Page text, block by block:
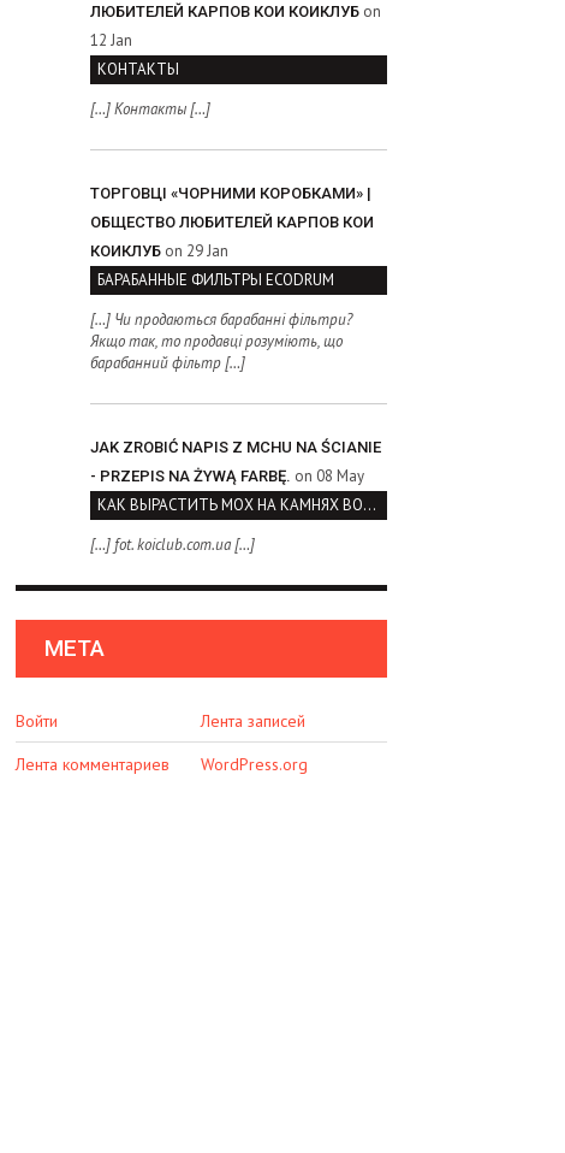
ЛЮБИТЕЛЕЙ КАРПОВ КОИ КОИКЛУБ on
12 Jan
КОНТАКТЫ
[…] Контакты […]
ТОРГОВЦІ «ЧОРНИМИ КОРОБКАМИ» |
ОБЩЕСТВО ЛЮБИТЕЛЕЙ КАРПОВ КОИ
КОИКЛУБ on 29 Jan
БАРАБАННЫЕ ФИЛЬТРЫ ECODRUM
[…] Чи продаються барабанні фільтри?
Якщо так, то продавці розуміють, що
барабанний фільтр […]
JAK ZROBIĆ NAPIS Z MCHU NA ŚCIANIE
- PRZEPIS NA ŻYWĄ FARBĘ. on 08 May
КАК ВЫРАСТИТЬ МОХ НА КАМНЯХ ВОЗЛЕ ВОДОЕМА
[…] fot. koiclub.com.ua […]
МЕТА
Войти
Лента записей
Лента комментариев
WordPress.org